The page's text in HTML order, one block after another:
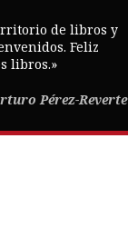
de libros y
Feliz
libros.»
Pérez-Reverte